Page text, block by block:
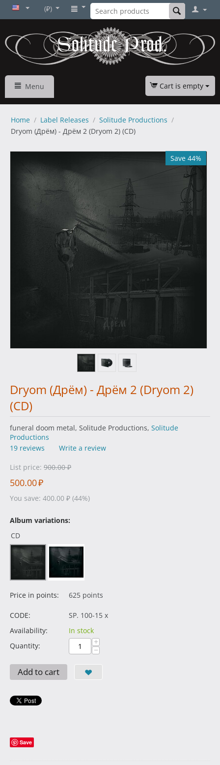
(₽)
Menu Cart is empty
Home / Label Releases / Solitude Productions /
Dryom (Дрём) - Дрём 2 (Dryom 2) (CD)
Save 44%
Dryom (Дрём) - Дрём 2 (Dryom 2)
(CD)
funeral doom metal, Solitude Productions, Solitude
Productions
19 reviews
Write a review
List price: 900.00 ₽
500.00₽
You save: 400.00 ₽ (44%)
Album variations:
CD
Price in points: 625 points
CODE:
SP. 100-15 x
Availability:
In stock
Quantity:
+
−
Add to cart
Save